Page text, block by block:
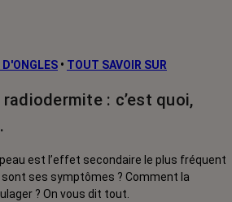
D'ONGLES • TOUT SAVOIR SUR
: c’est quoi,
est l’effet secondaire le plus fréquent
sont ses symptômes ? Comment la
? On vous dit tout.